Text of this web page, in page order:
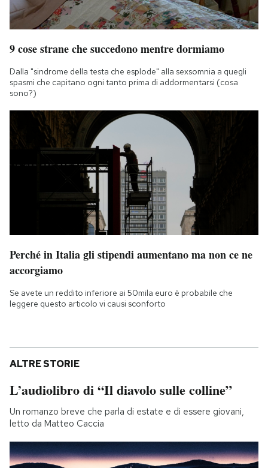
9 cose strane che succedono mentre dormiamo
Dalla "sindrome della testa che esplode" alla sexsomnia a quegli
spasmi che capitano ogni tanto prima di addormentarsi (cosa
sono?)
Perché in Italia gli stipendi aumentano ma non ce ne
accorgiamo
Se avete un reddito inferiore ai 50mila euro è probabile che
leggere questo articolo vi causi sconforto
ALTRE STORIE
L’audiolibro di “Il diavolo sulle colline”
Un romanzo breve che parla di estate e di essere giovani,
letto da Matteo Caccia